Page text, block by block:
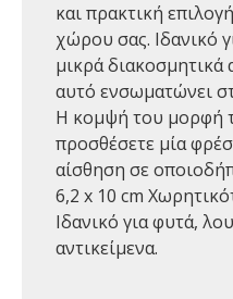
και πρακτική
χώρου σας. Ιδανικό
μικρά διακοσμητικά
αυτό ενσωματώνει
Η κομψή του μορφή
προσθέσετε μία
αίσθηση σε
6,2 x 10 cm
Ιδανικό για φυτά,
αντικείμενα.